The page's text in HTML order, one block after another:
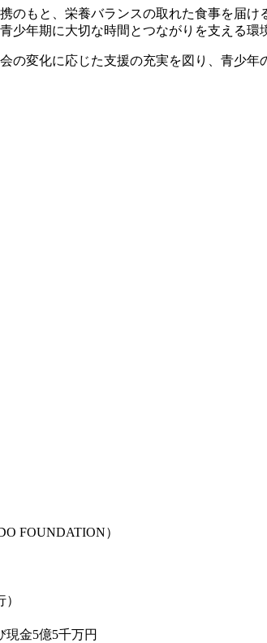
のもと、栄養バランスの取れた食事を届
少年期に大切な時間とつながりを支える環
の変化に応じた支援の充実を図り、青少
FOUNDATION）
現金5億5千万円